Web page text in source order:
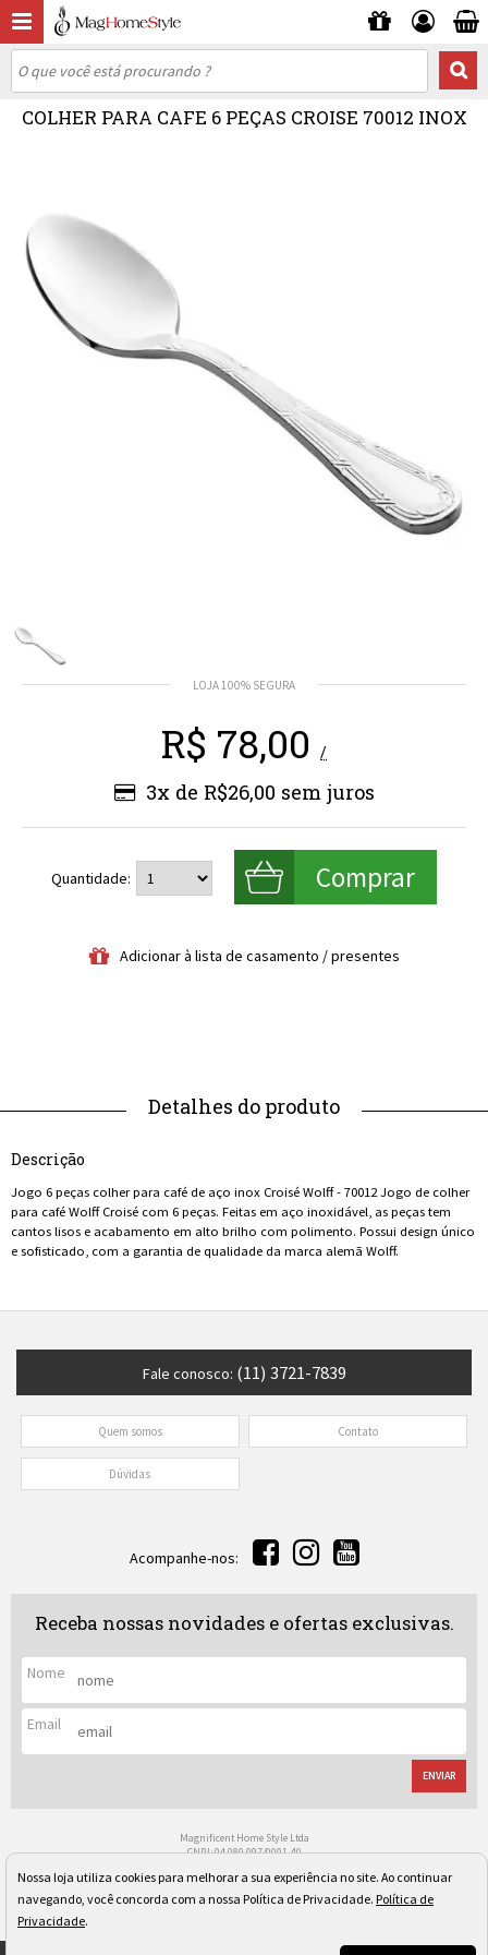
COLHER PARA CAFE 6 PEÇAS CROISE 70012 INOX
R$ 78,00 /
3x de R$26,00
Quantidade:
Descrição
Jogo 6 peças colher para café de aço inox Croisé Wolff - 70012 Jogo de colher
para café Wolff Croisé com 6 peças. Feitas em aço inoxidável, as peças tem
cantos lisos e acabamento em alto brilho com polimento. Possui design único
e sofisticado, com a garantia de qualidade da marca alemã Wolff.
Fale conosco: (11) 3721-7839
Quem somos Contato
Dúvidas
Acompanhe-nos:
Receba nossas novidades e ofertas exclusivas.
Nome
Email
ENVIAR
Magnificent Home Style Ltda
CNPJ: 04.080.097/0001-40
São Paulo/SP - Cep: 05617-030
Os preços, quantidade em estoque e condições de pagamento apresentados neste site não valem
necessariamente para nossa loja física e podem sofrer alterações sem prévia notificação. Imagens
meramente ilustrativas. Pedidos sujeitos a análise e confirmação de dados.
Nossa loja utiliza cookies para melhorar a sua experiência no site. Ao continuar
navegando, você concorda com a nossa Política de Privacidade. Política de
Privacidade.